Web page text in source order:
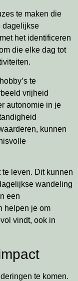
te maken die
dagelijkse
het identificeren
die elke dag tot
te
vrijheid
autonomie in je
kunnen
leven. Dit kunnen
wandeling
een
helpen je om
vindt, ook in
te komen.